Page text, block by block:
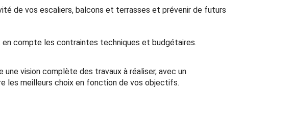
de vos escaliers, balcons et terrasses et prévenir de futurs
compte les contraintes techniques et budgétaires.
vision complète des travaux à réaliser, avec un
les meilleurs choix en fonction de vos objectifs.